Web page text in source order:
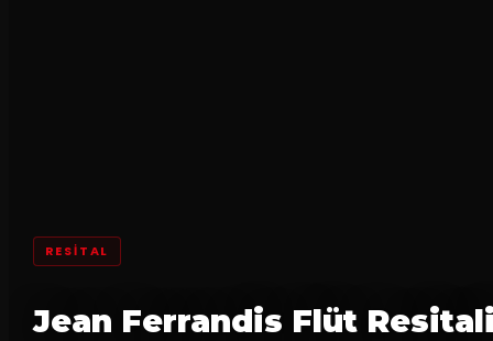
RESİTAL
Jean Ferrandis Flüt